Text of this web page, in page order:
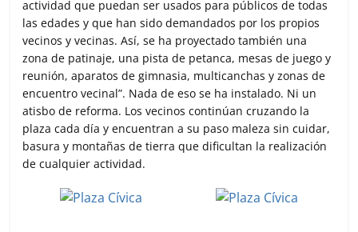
actividad que puedan ser usados para públicos de todas
las edades y que han sido demandados por los propios
vecinos y vecinas. Así, se ha proyectado también una
zona de patinaje, una pista de petanca, mesas de juego y
reunión, aparatos de gimnasia, multicanchas y zonas de
encuentro vecinal”. Nada de eso se ha instalado. Ni un
atisbo de reforma. Los vecinos continúan cruzando la
plaza cada día y encuentran a su paso maleza sin cuidar,
basura y montañas de tierra que dificultan la realización
de cualquier actividad.